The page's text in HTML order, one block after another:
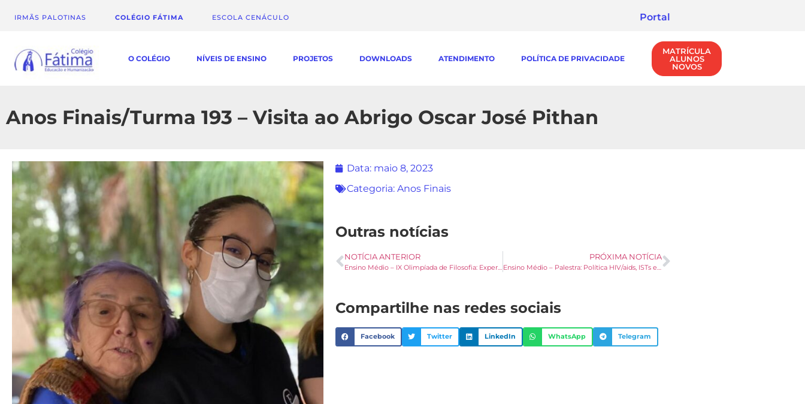
IRMÃS PALOTINAS COLÉGIO FÁTIMA ESCOLA CENÁCULO Portal
O COLÉGIO NÍVEIS DE ENSINO PROJETOS DOWNLOADS ATENDIMENTO POLÍTICA DE PRIVACIDADE
MATRÍCULA
ALUNOS
NOVOS
Anos Finais/Turma 193 – Visita ao Abrigo Oscar José Pithan
Data: maio 8, 2023
Categoria: Anos Finais
Outras notícias
NOTÍCIA ANTERIOR
Ensino Médio – IX Olimpíada de Filosofia: Experiência do Filosofar
PRÓXIMA NOTÍCIA
Ensino Médio – Palestra: Política HIV/aids, ISTs e Hepatites Virais – Prefeitura de Santa Maria
Compartilhe nas redes sociais
Facebook Twitter LinkedIn WhatsApp Telegram